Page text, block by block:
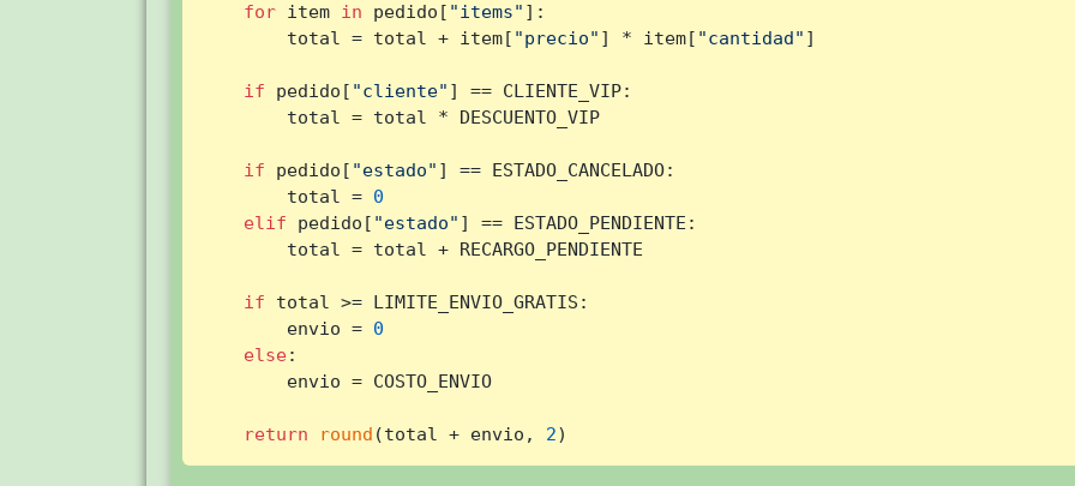
for item in pedido[ "items" ]:
        total = total + item[
"precio" ] * item[ "cantidad" ]
if pedido[ "cliente" ] == CLIENTE_VIP:
        total = total * DESCUENTO_VIP
if pedido[ "estado" ] == ESTADO_CANCELADO:
        total =
0
elif pedido[ "estado" ] == ESTADO_PENDIENTE:
        total = total + RECARGO_PENDIENTE
if total >= LIMITE_ENVIO_GRATIS:
        envio =
0
else:
        envio = COSTO_ENVIO
return round (total + envio, 2)